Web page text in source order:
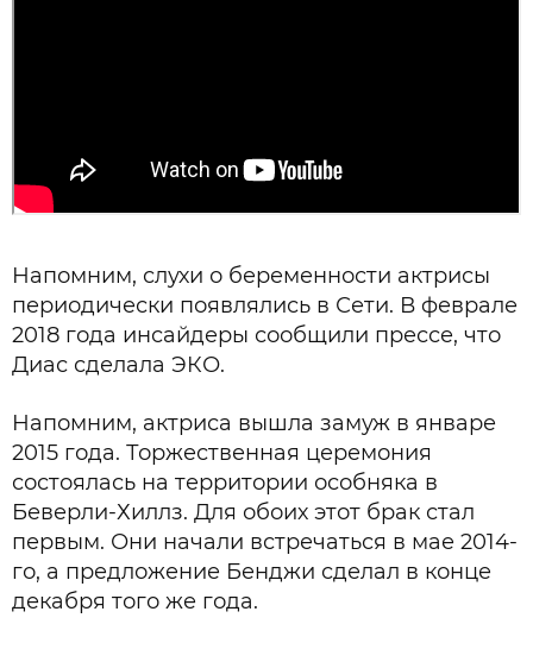
Напомним, слухи о беременности актрисы
периодически появлялись в Сети. В феврале
2018 года инсайдеры сообщили прессе, что
Диас сделала ЭКО.
Напомним, актриса вышла замуж в январе
2015 года. Торжественная церемония
состоялась на территории особняка в
Беверли-Хиллз. Для обоих этот брак стал
первым. Они начали встречаться в мае 2014-
го, а предложение Бенджи сделал в конце
декабря того же года.